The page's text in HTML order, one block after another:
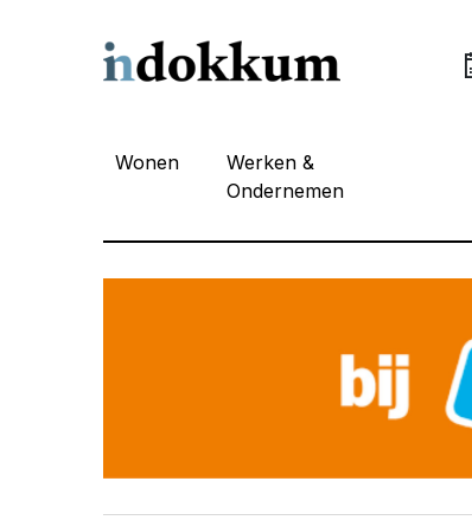
Wonen
Werken &
Ondernemen